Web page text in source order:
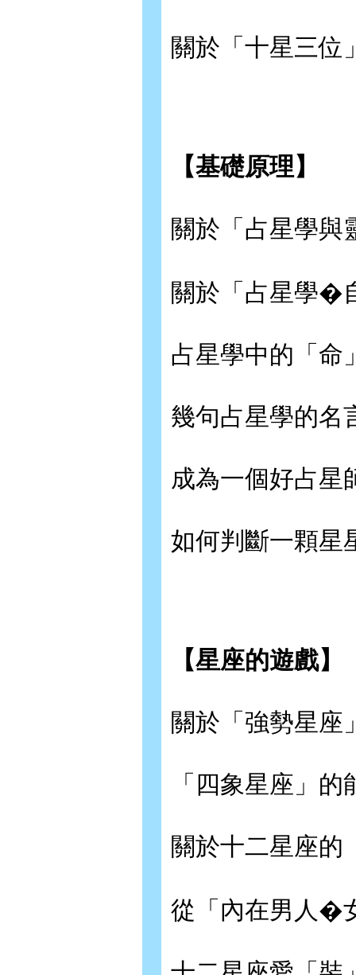
關於「十星三位
【基礎原理】
關於「占星學與
關於「占星學�
占星學中的「命
幾句占星學的名
成為一個好占星
如何判斷一顆星
【星座的遊戲】
關於「強勢星座
「四象星座」
關於十二星座的
從「內在男人�